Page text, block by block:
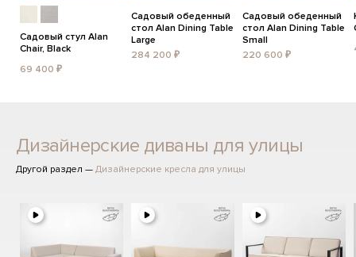
Садовый стул Alan
Chair, Black
69 400 ₽
Садовый обеденный
стол Alan Dining Table
Large
284 200 ₽
Садовый обеденный
стол Alan Dining Table
Small
220 600 ₽
Дизайнерские диваны для улицы
Другой раздел — Дизайнерские кресла для улицы